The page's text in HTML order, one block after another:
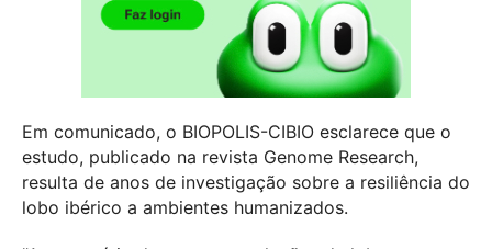
Em comunicado, o BIOPOLIS-CIBIO esclarece que o
estudo, publicado na revista Genome Research,
resulta de anos de investigação sobre a resiliência do
lobo ibérico a ambientes humanizados.